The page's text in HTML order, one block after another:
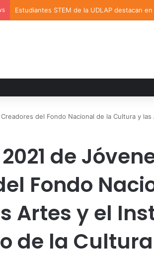
Estudiantes STEM de la UDLAP destacan en
del Fondo Nacional de la Cultura y
de
Fondo
Artes y el
de la Cultura